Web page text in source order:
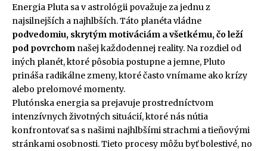
Energia Pluta sa v astrológii považuje za jednu z
najsilnejších a najhlbších. Táto planéta vládne
podvedomiu, skrytým motiváciám a všetkému, čo leží
pod povrchom našej každodennej reality. Na rozdiel od
iných planét, ktoré pôsobia postupne a jemne, Pluto
prináša radikálne zmeny, ktoré často vnímame ako krízy
alebo prelomové momenty.
Plutónska energia sa prejavuje prostredníctvom
intenzívnych životných situácií, ktoré nás nútia
konfrontovať sa s našimi najhlbšími strachmi a tieňovými
stránkami osobnosti. Tieto procesy môžu byť bolestivé, no